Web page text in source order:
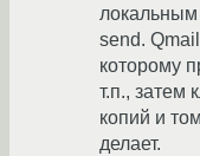
локальным
send.
которому
т.п., затем
копий и
делает.